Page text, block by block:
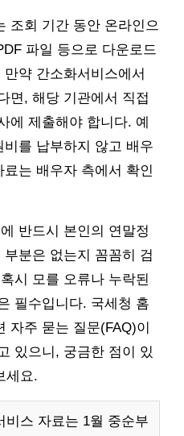
조회 기간 동안 온라인으
파일 등으로 다운로드
약 간소화서비스에서
면, 해당 기관에서 직접
에 제출해야 합니다. 예
를 납부하지 않고 배우
는 배우자 측에서 확인
반드시 본인의 연말정
분은 없는지 꼼꼼히 검
시 모를 오류나 누락된
필수입니다. 국세청 홈
자주 묻는 질문(FAQ)이
있으니, 궁금한 점이 있
세요.
비스 자료는 1월 중순부